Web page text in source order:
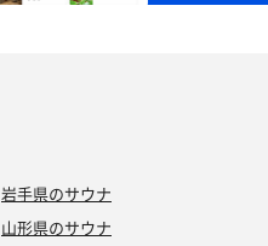
岩手県のサウナ
山形県のサウナ